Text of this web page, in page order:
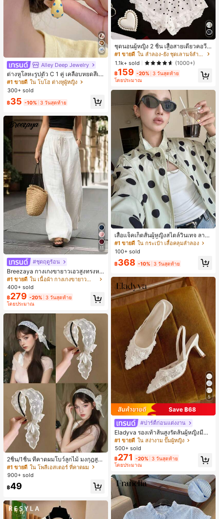
Alley Deep Jewelry
ต่างหูโลหะรูปตัว C 1 คู่ เคลือบหยดสีเห
ลือง ลายจุดสีน้ำเงิน สไตล์ยุโรปและอเม
ริกัน แฟชั่นส่วนตัว หวานและสง่างาม
สำหรับผู้หญิงและเด็กหญิง สำหรับการเ
ดินทาง งานแต่งงาน ปาร์ตี้ วันเกิด ของ
#1 ขายดี ใน โบโฮ ต่างหูผู้หญิง
ลูกค้ากลับมาซื้อซ้ำ!
เกือบหมดแล้ว!
#1 ขายดี ใน โบโฮ ต่างหูผู้หญิง
ลูกค้ากลับมาซื้อซ้ำ!
เกือบหมดแล้ว!
#1 ขายดี ใน โบโฮ ต่างหูผู้หญิง
ลูกค้ากลับมาซื้อซ้ำ!
เกือบหมดแล้ว!
#1 ขายดี
ใน โบโฮ ต่างหูผู้หญิง
เกือบหมดแล้ว!
300+ sold
฿35 -10% 3 วันสุดท้าย
11
#ชุดฤดูร้อน
Breezaya กางเกงขายาวเอวสูงทรงหล
วมขาบานสำหรับผู้หญิง สีขาวเรียบหรูส
ไตล์ชิค เหมาะสำหรับใส่เที่ยวทะเล วันห
ยุดพักผ่อนฤดูร้อน ลุคสบายๆ ใส่ได้หลา
ยโอกาสในชีวิตประจำวัน
#1 ขายดี
ใน เนื้อผ้า กางเกงขายาวลำลองผ้า
400+ sold
฿279 -20% 3 วันสุดท้าย
โดยประมาณ
2ชิ้น/1ชิ้น ที่คาดผมโบว์ลูกไม้ มงกุฎสูง
แถบกว้าง สีดำ สีขาว สำหรับใส่ประจำ
วัน กิ๊บติดผม ยางรัดผม (ลายปักดอกไม้
จัดวางแบบสุ่ม)
#1 ขายดี ใน โพลีเอสเตอร์ ที่คาดผม
900+ sold
฿49
ชุดนอนผู้หญิง 2 ชิ้น เสื้อสายเดี่ยวคอวีลู
กไม้ พร้อมกางเกงขาสั้นแต่งลูกไม้ แต่ง
โบว์ที่เอว ชุดลำลองผู้หญิงนุ่มสบายน่ารั
ก สไตล์เอสเธติก
#1 ขายดี
ใน ลำลอง-ยัง ชุดเลานจ์สำหรับผู้หญิง
1.1k+ sold
(1000+)
฿159 -20% 3 วันสุดท้าย
โดยประมาณ
เสื้อแจ็คเก็ตสั้นผู้หญิงสไตล์วินเทจ ลายจุ
ดขนาดใหญ่ คอตั้ง เอวเข้ารูป แขนพอง
ทรงหลวม แฟชั่นอเนกประสงค์ สำหรับใ
ส่ประจำวันและไปเที่ยวพักผ่อน
#1 ขายดี
ใน กระเป๋า เสื้อคลุมลำลอง
ลูกค้ากลับมาซื้อซ้ำ!
#1 ขายดี ใน กระเป๋า เสื้อคลุมลำลอง
ลูกค้ากลับมาซื้อซ้ำ!
#1 ขายดี ใน กระเป๋า เสื้อคลุมลำลอง
ลูกค้ากลับมาซื้อซ้ำ!
#1 ขายดี
ใน กระเป๋า เสื้อคลุมลำลอง
100+ sold
฿368 -10% 3 วันสุดท้าย
5
Save ฿68
#ปาร์ตี้ก่อนแต่งงาน
Eladyva รองเท้าส้นสูงรัดส้นผู้หญิงมีดอ
กไม้ประดับตาข่ายเสริมและสามารถสว
มได้สองแบบ ส้นสูง 7 ซม. รูปแบบโรมัน
หรูหรา ส้นเข็ม ลุคเทพนิยาย
#1 ขายดี ใน สง่างาม ปั๊มผู้หญิง
500+ sold
฿271 -20% 3 วันสุดท้าย
โดยประมาณ